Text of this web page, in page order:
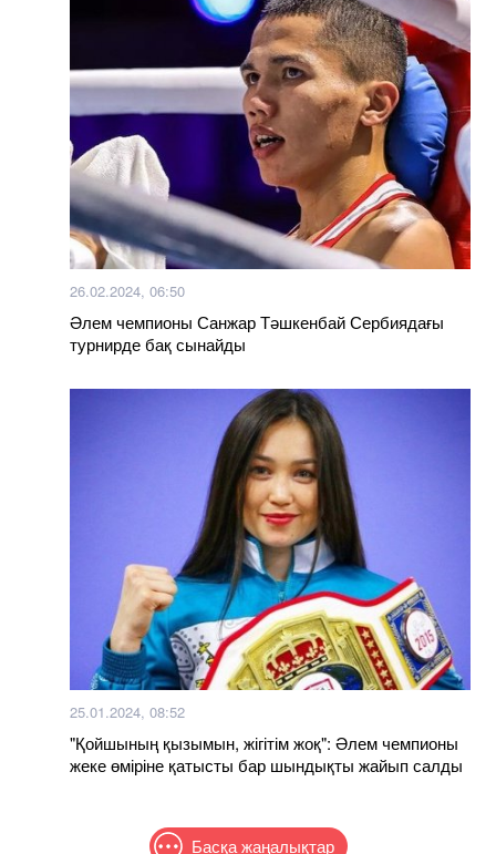
26.02.2024, 06:50
Әлем чемпионы Санжар Тәшкенбай Сербиядағы
турнирде бақ сынайды
25.01.2024, 08:52
"Қойшының қызымын, жігітім жоқ": Әлем чемпионы
жеке өміріне қатысты бар шындықты жайып салды
Басқа жаңалықтар